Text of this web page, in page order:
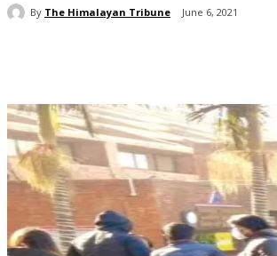
By The Himalayan Tribune June 6, 2021